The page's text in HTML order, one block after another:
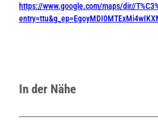
https://www.google.com/maps/dir//
In der Nähe